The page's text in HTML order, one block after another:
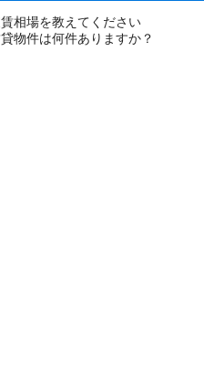
相場を教えてください
物件は何件ありますか？